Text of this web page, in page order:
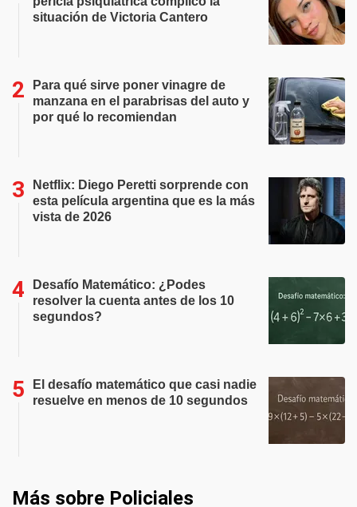
situación de Victoria Cantero
Para qué sirve poner vinagre de
manzana en el parabrisas del auto y
por qué lo recomiendan
Netflix: Diego Peretti sorprende con
esta película argentina que es la más
vista de 2026
Desafío Matemático: ¿Podes
resolver la cuenta antes de los 10
segundos?
El desafío matemático que casi nadie
resuelve en menos de 10 segundos
Más sobre Policiales